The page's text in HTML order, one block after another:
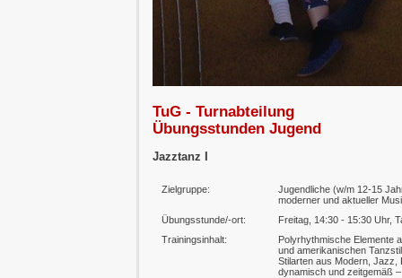
TuG - Turnabteilung
Übungsstunden Jugend
Jazztanz I
Zielgruppe:
Jugendliche (w/m 12-15
moderner und aktueller
Übungsstunde/-ort:
Freitag, 14:30 - 15:30 Uhr,
Trainingsinhalt:
Polyrhythmische Elemente
und amerikanischen
Stilarten aus Modern, Jazz,
dynamisch und zeitgemäß